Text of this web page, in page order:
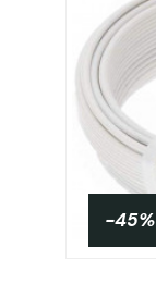
PROMO !
-45%